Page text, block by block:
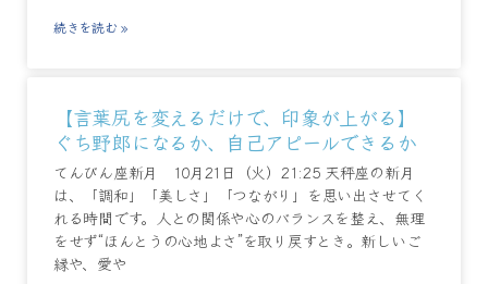
続きを読む »
【言葉尻を変えるだけで、印象が上がる】
ぐち野郎になるか、自己アピールできるか
てんびん座新月 10月21日（火）21:25 天秤座の新月
は、「調和」「美しさ」「つながり」を思い出させてく
れる時間です。人との関係や心のバランスを整え、無理
をせず“ほんとうの心地よさ”を取り戻すとき。新しいご
縁や、愛や